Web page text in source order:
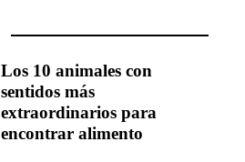
Los 10 animales con
sentidos más
extraordinarios para
encontrar alimento